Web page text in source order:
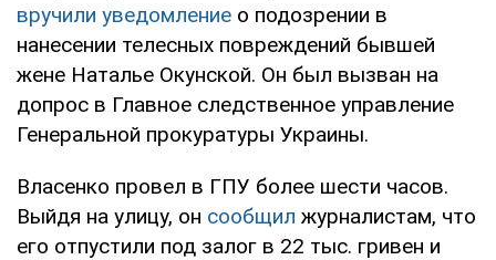
вручили уведомление о подозрении в
нанесении телесных повреждений бывшей
жене Наталье Окунской. Он был вызван на
допрос в Главное следственное управление
Генеральной прокуратуры Украины.
Власенко провел в ГПУ более шести часов.
Выйдя на улицу, он сообщил журналистам, что
его отпустили под залог в 22 тыс. гривен и